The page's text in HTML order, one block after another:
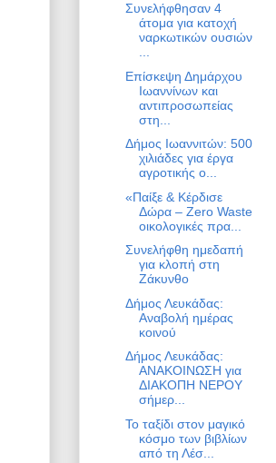
Συνελήφθησαν 4
άτομα για κατοχή
ναρκωτικών ουσιών
Επίσκεψη Δημάρχου
Ιωαννίνων και
αντιπροσωπείας
στη...
Δήμος Ιωαννιτών: 500
χιλιάδες για έργα
αγροτικής ο...
«Παίξε & Κέρδισε
Δώρα – Zero Waste
οικολογικές πρα...
Συνελήφθη ημεδαπή
για κλοπή στη
Ζάκυνθο
Δήμος Λευκάδας:
Αναβολή ημέρας
κοινού
Δήμος Λευκάδας:
ΑΝΑΚΟΙΝΩΣΗ για
ΔΙΑΚΟΠΗ ΝΕΡΟΥ
σήμερ...
Το ταξίδι στον μαγικό
κόσμο των βιβλίων
από τη Λέσ...